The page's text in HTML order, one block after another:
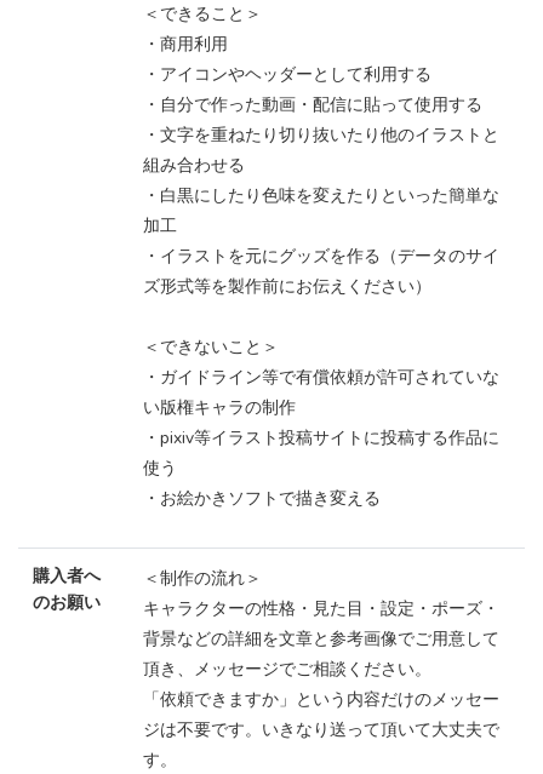
＜できること＞
・商用利用
・アイコンやヘッダーとして利用する
・自分で作った動画・配信に貼って使用する
・文字を重ねたり切り抜いたり他のイラストと
組み合わせる
・白黒にしたり色味を変えたりといった簡単な
加工
・イラストを元にグッズを作る（データのサイ
ズ形式等を製作前にお伝えください）
＜できないこと＞
・ガイドライン等で有償依頼が許可されていな
い版権キャラの制作
・pixiv等イラスト投稿サイトに投稿する作品に
使う
・お絵かきソフトで描き変える
購入者へ
のお願い
＜制作の流れ＞
キャラクターの性格・見た目・設定・ポーズ・
背景などの詳細を文章と参考画像でご用意して
頂き、メッセージでご相談ください。
「依頼できますか」という内容だけのメッセー
ジは不要です。いきなり送って頂いて大丈夫で
す。